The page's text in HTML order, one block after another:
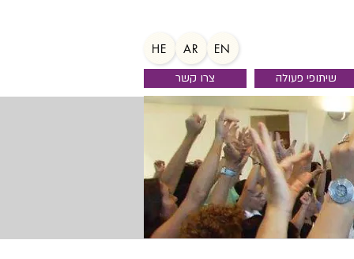
HE AR
EN
צרו קשר
שיתופי פעולה